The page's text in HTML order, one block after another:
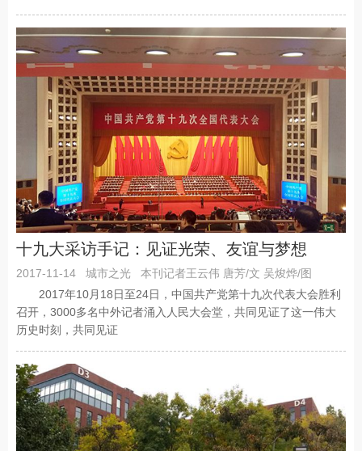
十九大采访手记：见证光荣、友谊与梦想
2017-11-14 城市之光
本刊记者王云伟 唐芳/文 吴焌烨/图
2017年10月18日至24日，中国共产党第十九次代表大会胜利
召开，3000多名中外记者涌入人民大会堂，共同见证了这一伟大
历史时刻，共同见证